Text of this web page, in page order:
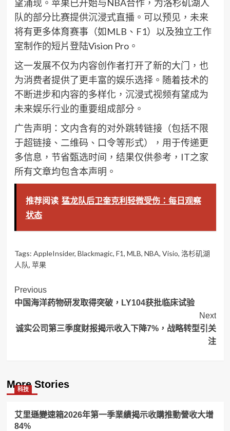
望涌现。苹果已开始与NBA合作，为洛杉矶湖人
队的部分比赛提供沉浸式直播。可以预见，未来
将有更多体育赛事（如MLB、F1）以及独立工作
室制作的短片登陆Vision Pro。
这一发展不仅为内容创作者打开了新的大门，也
为消费者提供了更丰富的娱乐选择。随着技术的
不断进步和内容的多样化，沉浸式视频有望成为
未来娱乐行业的重要组成部分。
广告声明：文内含有的对外跳转链接（包括不限
于超链接、二维码、口令等形式），用于传递更
多信息，节省甄选时间，结果仅供参考，IT之家
所有文章均包含本声明。
推荐阅读 猛龙队后卫奎克利轻微受伤：每日观察
状态
Tags: AppleInsider, Blackmagic, F1, MLB, NBA, Visio, 洛杉矶湖
人队, 苹果
Post
Navigation
Previous
中国海洋药物研发取得突破，LY104获批临床试验
Next
诚实公司第三季度财报揭示收入下降7%，战略转型引关
注
More Stories
科技
艾里遜變速箱2026年第一季業績揭示收購推動營收大增
84%